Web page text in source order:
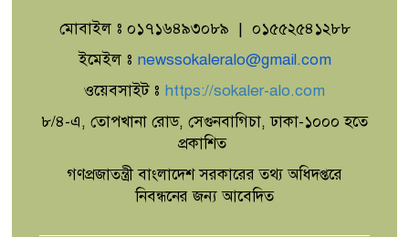
মোবাইল ঃ ০১৭১৬৪৯৩০৮৯ | ০১৫৫২৫৪১২৮৮
ইমেইল ঃ newssokaleralo@gmail.com
ওয়েবসাইট ঃ https://sokaler-alo.com
৮/৪-এ, তোপখানা রোড, সেগুনবাগিচা, ঢাকা-১০০০ হতে
প্রকাশিত
গণপ্রজাতন্ত্রী বাংলাদেশ সরকারের তথ্য অধিদপ্তরে
নিবন্ধনের জন্য আবেদিত